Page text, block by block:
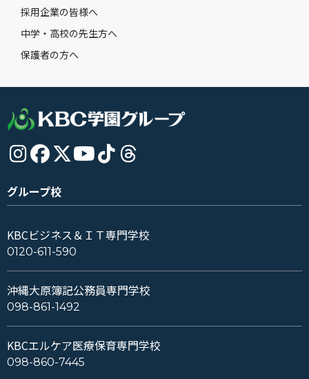
採用企業の皆様へ
中学・高校の先生方へ
保護者の方へ
グループ校
KBCビジネス＆ＩＴ専門学校
0120-611-590
沖縄大原簿記公務員専門学校
098-861-1492
KBCエルケア医療保育専門学校
098-860-7445